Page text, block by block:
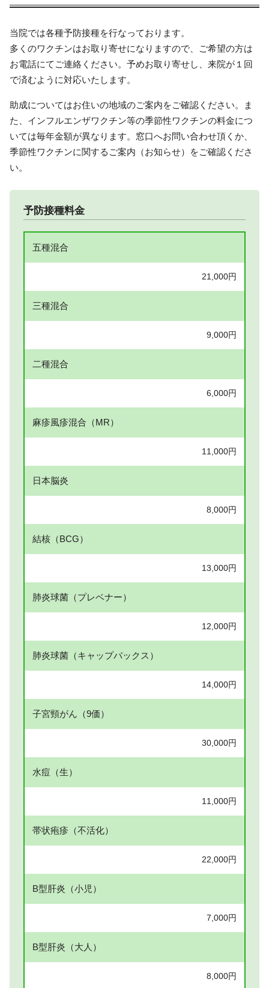
当院では各種予防接種を行なっております。
多くのワクチンはお取り寄せになりますので、ご希望の方は
お電話にてご連絡ください。予めお取り寄せし、来院が１回
で済むように対応いたします。
助成についてはお住いの地域のご案内をご確認ください。ま
た、インフルエンザワクチン等の季節性ワクチンの料金につ
いては毎年金額が異なります。窓口へお問い合わせ頂くか、
季節性ワクチンに関するご案内（お知らせ）をご確認くださ
い。
予防接種料金
五種混合
21,000円
三種混合
9,000円
二種混合
6,000円
麻疹風疹混合（MR）
11,000円
日本脳炎
8,000円
結核（BCG）
13,000円
肺炎球菌（プレベナー）
12,000円
肺炎球菌（キャップバックス）
14,000円
子宮頸がん（9価）
30,000円
水痘（生）
11,000円
帯状疱疹（不活化）
22,000円
B型肝炎（小児）
7,000円
B型肝炎（大人）
8,000円